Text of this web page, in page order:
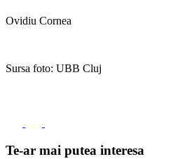
Ovidiu Cornea
Sursa foto: UBB Cluj
Te-ar mai putea interesa